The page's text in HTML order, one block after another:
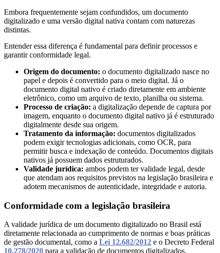
Normas
a
Lei
Geral
de
Proteção
de
Dados
Blog
Contato
Orçamento
Trabalhe
Conosco
Embora frequentemente sejam confundidos, um documento
digitalizado e uma versão digital nativa contam com naturezas
distintas.
Entender essa diferença é fundamental para definir processos e
garantir conformidade legal.
Origem do documento: o documento digitalizado nasce no
papel e depois é convertido para o meio digital. Já o
documento digital nativo é criado diretamente em ambiente
eletrônico, como um arquivo de texto, planilha ou sistema.
Processo de criação: a digitalização depende de captura por
imagem, enquanto o documento digital nativo já é estruturado
digitalmente desde sua origem.
Tratamento da informação: documentos digitalizados
podem exigir tecnologias adicionais, como OCR, para
permitir busca e indexação de conteúdo. Documentos digitais
nativos já possuem dados estruturados.
Validade jurídica: ambos podem ter validade legal, desde
que atendam aos requisitos previstos na legislação brasileira e
adotem mecanismos de autenticidade, integridade e autoria.
Conformidade com a legislação brasileira
A validade jurídica de um documento digitalizado no Brasil está
diretamente relacionada ao cumprimento de normas e boas práticas
de gestão documental, como a Lei 12.682/2012 e o Decreto Federal
10.278/2020 para a validação de documentos digitalizados.